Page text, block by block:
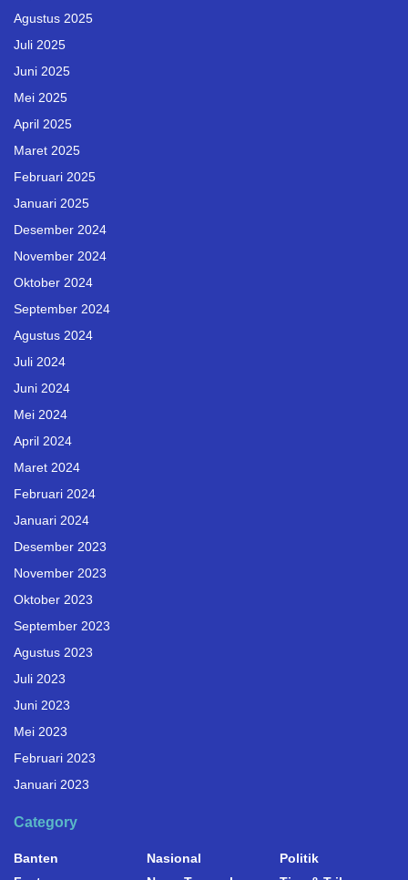
Agustus 2025
Juli 2025
Juni 2025
Mei 2025
April 2025
Maret 2025
Februari 2025
Januari 2025
Desember 2024
November 2024
Oktober 2024
September 2024
Agustus 2024
Juli 2024
Juni 2024
Mei 2024
April 2024
Maret 2024
Februari 2024
Januari 2024
Desember 2023
November 2023
Oktober 2023
September 2023
Agustus 2023
Juli 2023
Juni 2023
Mei 2023
Februari 2023
Januari 2023
Category
Banten
Nasional
Politik